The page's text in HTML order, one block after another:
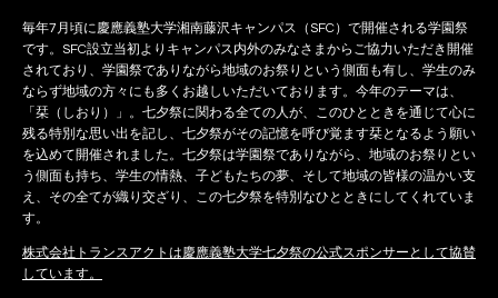
毎年7月頃に慶應義塾大学湘南藤沢キャンパス（SFC）で開催される学園祭
です。SFC設立当初よりキャンパス内外のみなさまからご協力いただき開催
されており、学園祭でありながら地域のお祭りという側面も有し、​学生のみ
ならず地域の方々にも多くお越しいただいております。今年のテーマは、
「栞（しおり）」。七夕祭に関わる全ての人が、このひとときを通じて心に
残る特別な思い出を記し、七夕祭がその記憶を呼び覚ます栞となるよう願い
を込めて開催されました。七夕祭は学園祭でありながら、地域のお祭りとい
う側面も持ち、学生の情熱、子どもたちの夢、そして地域の皆様の温かい支
え、その全てが織り交ざり、この七夕祭を特別なひとときにしてくれていま
す。
株式会社トランスアクトは慶應義塾大学七夕祭の公式スポンサーとして協賛
しています。